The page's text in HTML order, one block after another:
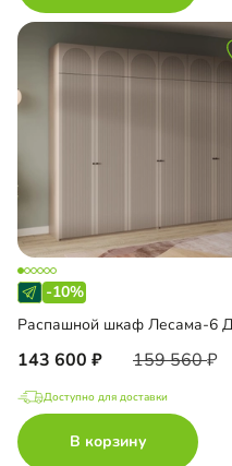
-10%
143 600 159 560
Доступно для доставки
В корзину